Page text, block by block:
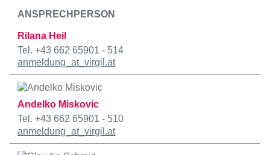
ANSPRECHPERSON
Rilana Heil
Tel. +43 662 65901 - 514
anmeldung _at_virgil.at
Andelko Miskovic
Tel. +43 662 65901 - 510
anmeldung _at_virgil.at